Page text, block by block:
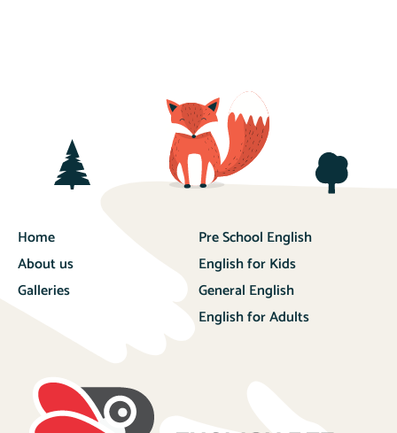
Home
About us
Galleries
Pre School English
English for Kids
General English
English for Adults